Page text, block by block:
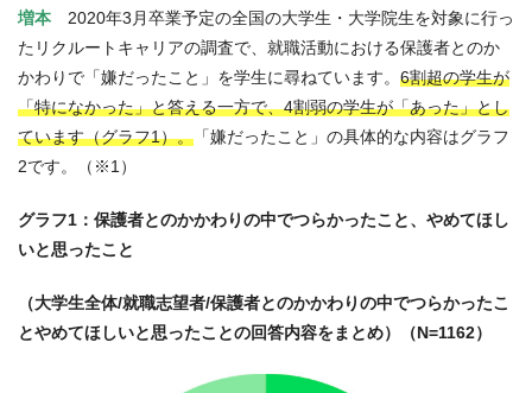
増本 2020年3月卒業予定の全国の大学生・大学院生を対象に行っ
たリクルートキャリアの調査で、就職活動における保護者とのか
かわりで「嫌だったこと」を学生に尋ねています。 6割超の学生が
「特になかった」と答える一方で、4割弱の学生が「あった」とし
ています（グラフ1）。 「嫌だったこと」の具体的な内容はグラフ
2です。（※1）
グラフ1：保護者とのかかわりの中でつらかったこと、やめてほし
いと思ったこと
（大学生全体/就職志望者/保護者とのかかわりの中でつらかったこ
とやめてほしいと思ったことの回答内容をまとめ）（N=1162）